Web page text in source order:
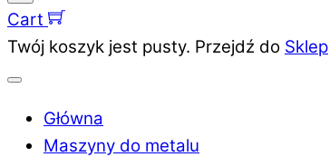
Cart
Twój koszyk jest pusty. Przejdź do Sklep
Główna
Maszyny do metalu